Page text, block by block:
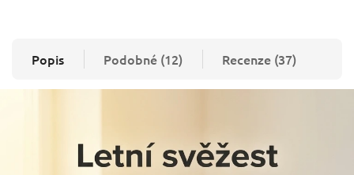
Popis Podobné (12) Recenze (37)